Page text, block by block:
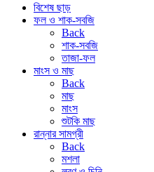
বিশেষ ছাড়
ফল ও শাক-সবজি
Back
শাক-সবজি
তাজা-ফল
মাংস ও মাছ
Back
মাছ
মাংস
শুটকি মাছ
রান্নার সামগ্রী
Back
মশলা